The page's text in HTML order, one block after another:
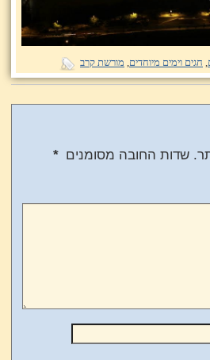
חגים וימים מיוחדים מורשת קרב
שדות החובה מסומנים *